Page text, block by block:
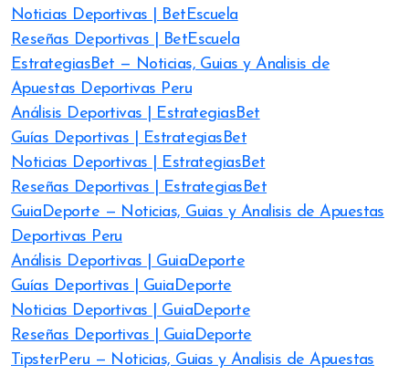
Noticias Deportivas | BetEscuela
Reseñas Deportivas | BetEscuela
EstrategiasBet — Noticias, Guias y Analisis de
Apuestas Deportivas Peru
Análisis Deportivas | EstrategiasBet
Guías Deportivas | EstrategiasBet
Noticias Deportivas | EstrategiasBet
Reseñas Deportivas | EstrategiasBet
GuiaDeporte — Noticias, Guias y Analisis de Apuestas
Deportivas Peru
Análisis Deportivas | GuiaDeporte
Guías Deportivas | GuiaDeporte
Noticias Deportivas | GuiaDeporte
Reseñas Deportivas | GuiaDeporte
TipsterPeru — Noticias, Guias y Analisis de Apuestas